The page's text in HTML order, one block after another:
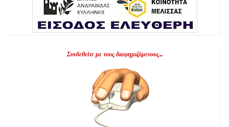
Συνδεθείτε με τους διαφημιζόμενους...